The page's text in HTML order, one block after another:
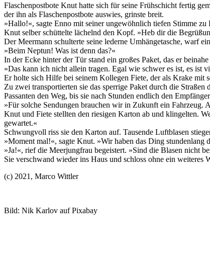
Flaschenpostbote Knut hatte sich für seine Frühschicht fertig
der ihn als Flaschenpostbote auswies, grinste breit.
»Hallo!«, sagte Enno mit seiner ungewöhnlich tiefen Stimme zu
Knut selber schüttelte lächelnd den Kopf. »Heb dir die
Der Meermann schulterte seine lederne Umhängetasche, warf
»Beim Neptun! Was ist denn das?«
In der Ecke hinter der Tür stand ein großes Paket, das er beinahe
»Das kann ich nicht allein tragen. Egal wie schwer es ist, es ist
Er holte sich Hilfe bei seinem Kollegen Fiete, der als Krake mit
Zu zwei transportierten sie das sperrige Paket durch die
Passanten den Weg, bis sie nach Stunden endlich den
»Für solche Sendungen brauchen wir in Zukunft ein Fahrzeug.
Knut und Fiete stellten den riesigen Karton ab und klingelten.
gewartet.«
Schwungvoll riss sie den Karton auf. Tausende Luftblasen
»Moment mal!«, sagte Knut. »Wir haben das Ding stundenlang
»Ja!«, rief die Meerjungfrau begeistert. »Sind die Blasen nicht
Sie verschwand wieder ins Haus und schloss ohne ein weiteres
(c) 2021, Marco Wittler
Bild: Nik Karlov auf Pixabay